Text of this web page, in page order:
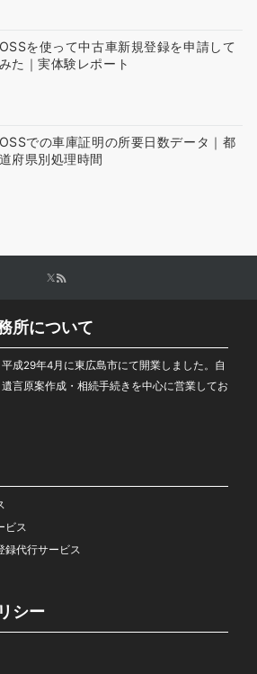
OSSを使って中古車新規登録を申請して
みた｜実体験レポート
OSSでの車庫証明の所要日数データ｜都
道府県別処理時間
所について
成29年4月に東広島市にて開業しました。自
言原案作成・相続手続きを中心に営業してお
ビス
録代行サービス
シー